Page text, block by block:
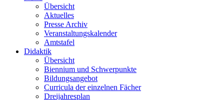
Übersicht
Aktuelles
Presse Archiv
Veranstaltungskalender
Amtstafel
Didaktik
Übersicht
Biennium und Schwerpunkte
Bildungsangebot
Curricula der einzelnen Fächer
Dreijahresplan